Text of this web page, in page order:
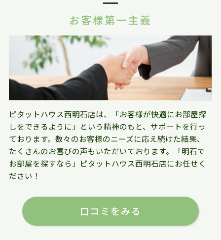
お客様第一主義
ピタットハウス西明石店は、「お客様が快適にお部屋探
しをできるように」という精神のもと、サポートを行っ
ております。数々のお客様のニーズに応え続けた結果、
たくさんのお喜びの声もいただいております。「明石で
お部屋を探すなら」ピタットハウス西明石店にお任せく
ださい！
口コミをみる